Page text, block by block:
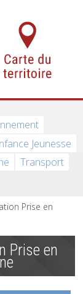
Jeunesse
Transport
Prise en
Prise en